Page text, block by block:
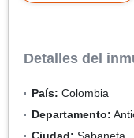
Detalles del
País: Colombia
Departamento:
Ciudad: Sabaneta